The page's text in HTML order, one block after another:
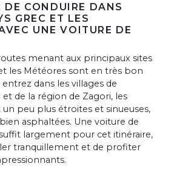
CONDUIRE DANS
GREC ET LES
UNE VOITURE DE
menant aux principaux sites
les Météores sont en très bon
dans les villages de
de la région de Zagori, les
peu plus étroites et sinueuses,
asphaltées. Une voiture de
largement pour cet itinéraire,
tranquillement et de profiter